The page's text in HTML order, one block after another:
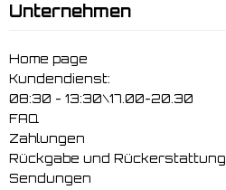
Unternehmen
Home page
Kundendienst:
08:30 - 13:30\17.00-20.30
FAQ
Zahlungen
Rückgabe und Rückerstattung
Sendungen